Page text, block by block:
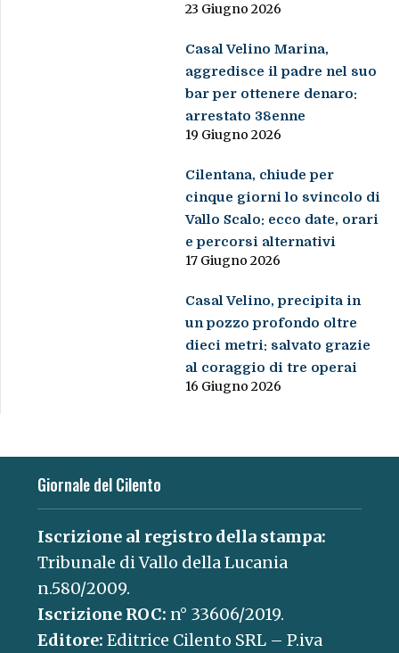
23 Giugno 2026
Casal Velino Marina,
aggredisce il padre nel suo
bar per ottenere denaro:
arrestato 38enne
19 Giugno 2026
Cilentana, chiude per
cinque giorni lo svincolo di
Vallo Scalo: ecco date, orari
e percorsi alternativi
17 Giugno 2026
Casal Velino, precipita in
un pozzo profondo oltre
dieci metri: salvato grazie
al coraggio di tre operai
16 Giugno 2026
Giornale del Cilento
Iscrizione al registro della stampa:
Tribunale di Vallo della Lucania
n.580/2009.
Iscrizione ROC: n° 33606/2019.
Editore: Editrice Cilento SRL – P.iva